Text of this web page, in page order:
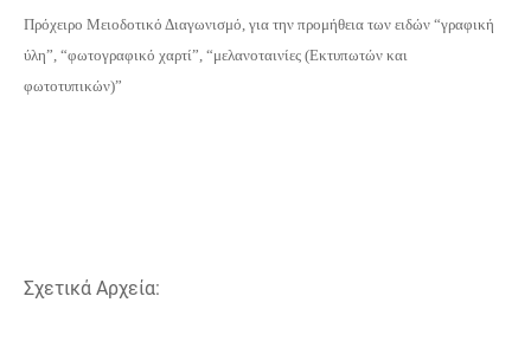
Πρόχειρο Μειοδοτικό Διαγωνισμό, για την προμήθεια των ειδών “γραφική
ύλη”, “φωτογραφικό χαρτί”, “μελανοταινίες (Εκτυπωτών και
φωτοτυπικών)”
Σχετικά Αρχεία: